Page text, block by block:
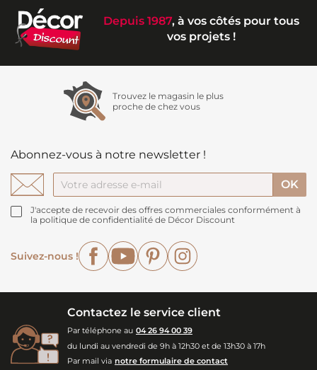
Depuis 1987, à vos côtés pour tous
vos projets !
Trouvez le magasin le plus
proche de chez vous
Abonnez-vous à notre newsletter !
J'accepte de recevoir des offres commerciales conformément à
la politique de confidentialité de Décor Discount
Suivez-nous !
FacebookYouTubePinterest
Contactez le service client
Par téléphone au 04 26 94 00 39
du lundi au vendredi de 9h à 12h30 et de 13h30 à 17h
Par mail via notre formulaire de contact